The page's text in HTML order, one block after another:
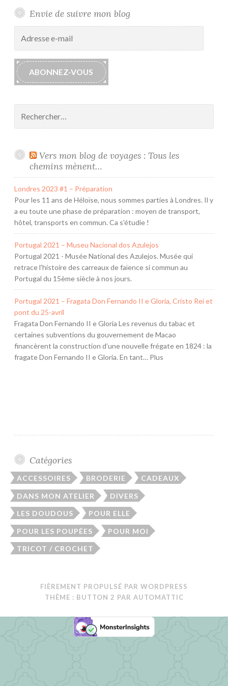
Envie de suivre mon blog
mail
ABONNEZ-VOUS
Vers mon blog de voyages : Tous les
chemins mènent…
Londres 2023 #1 – Préparation
Pour les 11 ans de Héloïse, nous sommes parties à Londres. Il y
a eu toute une phase de préparation : moyen de transport,
hôtel, transports en commun. Ca s'étudie !
Portugal 2021 – Museu Nacional dos Azulejos
Portugal 2021 - Musée National des Azulejos. Musée qui
retrace l'histoire des carreaux de faïence si commun au
Portugal du 15ème siècle à nos jours.
Portugal 2021 – Fragata Don Fernando II e Gloria, Cristo Rei et
pont du 25-avril
Fragata Don Fernando II e Gloria Les revenus du tabac et
certaines subventions du gouvernement de Macao
financèrent la construction d’une nouvelle frégate en 1824 : la
fragate Don Fernando II e Gloria. En tant… Plus
Catégories
ACCESSOIRES BRODERIE CADEAUX
DANS MON ATELIER DIVERS
LES DOUDOUS POUR ELLE
POUR LES POUPÉES POUR MOI
TRICOT / CROCHET
FIÈREMENT PROPULSÉ PAR WORDPRESS
THÈME : BUTTON 2 PAR AUTOMATTIC